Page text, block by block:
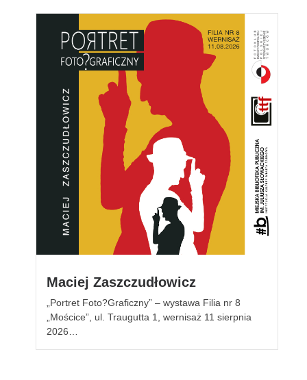
Maciej Zaszczudłowicz
„Portret Foto?Graficzny” – wystawa Filia nr 8
„Mościce”, ul. Traugutta 1, wernisaż 11 sierpnia
2026…